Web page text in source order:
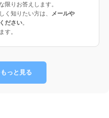
限りお答えします。
く知りたい方は、
メールや
ださい。
す。
っと見る